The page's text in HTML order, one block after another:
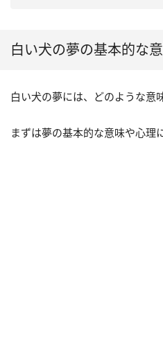
白い犬の夢の基本的な
白い犬の夢には、どのような意
まずは夢の基本的な意味や心理